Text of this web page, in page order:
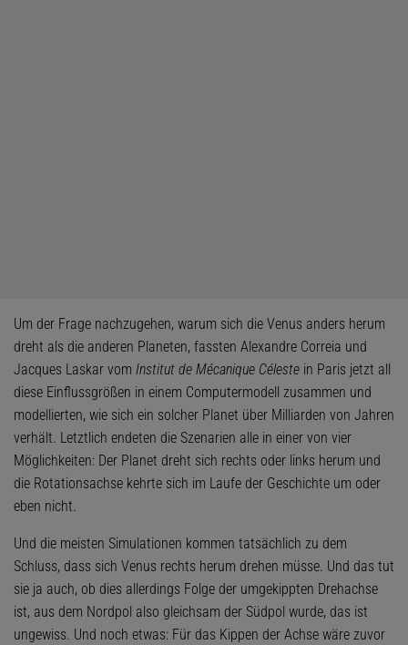
Um der Frage nachzugehen, warum sich die Venus anders herum
dreht als die anderen Planeten, fassten Alexandre Correia und
Jacques Laskar vom Institut de Mécanique Céleste in Paris jetzt all
diese Einflussgrößen in einem Computermodell zusammen und
modellierten, wie sich ein solcher Planet über Milliarden von Jahren
verhält. Letztlich endeten die Szenarien alle in einer von vier
Möglichkeiten: Der Planet dreht sich rechts oder links herum und
die Rotationsachse kehrte sich im Laufe der Geschichte um oder
eben nicht.
Und die meisten Simulationen kommen tatsächlich zu dem
Schluss, dass sich Venus rechts herum drehen müsse. Und das tut
sie ja auch, ob dies allerdings Folge der umgekippten Drehachse
ist, aus dem Nordpol also gleichsam der Südpol wurde, das ist
ungewiss. Und noch etwas: Für das Kippen der Achse wäre zuvor